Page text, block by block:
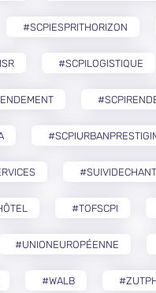
#SCPIESPRITHORIZON
#SCPILOGISTIQUE
#TOFSCPI
#UNIONEUROPÉENNE
#WALB